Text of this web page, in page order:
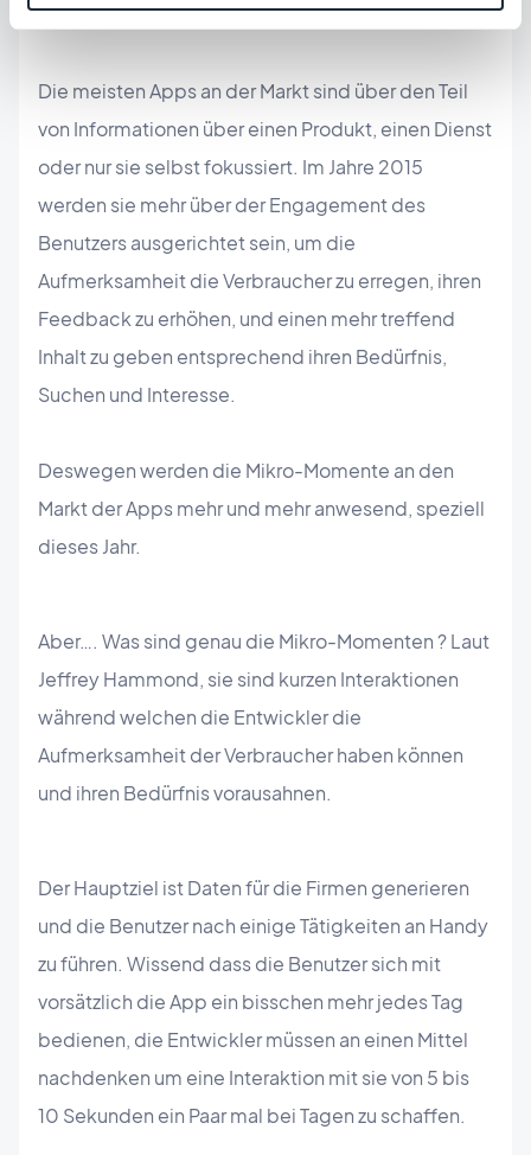
4 - Mikro-Momente
Die meisten Apps an der Markt sind über den Teil
von Informationen über einen Produkt, einen Dienst
oder nur sie selbst fokussiert. Im Jahre 2015
werden sie mehr über der Engagement des
Benutzers ausgerichtet sein, um die
Aufmerksamheit die Verbraucher zu erregen, ihren
Feedback zu erhöhen, und einen mehr treffend
Inhalt zu geben entsprechend ihren Bedürfnis,
Suchen und Interesse.
Deswegen werden die Mikro-Momente an den
Markt der Apps mehr und mehr anwesend, speziell
dieses Jahr.
Aber…. Was sind genau die Mikro-Momenten ? Laut
Jeffrey Hammond, sie sind kurzen Interaktionen
während welchen die Entwickler die
Aufmerksamheit der Verbraucher haben können
und ihren Bedürfnis vorausahnen.
Der Hauptziel ist Daten für die Firmen generieren
und die Benutzer nach einige Tätigkeiten an Handy
zu führen. Wissend dass die Benutzer sich mit
vorsätzlich die App ein bisschen mehr jedes Tag
bedienen, die Entwickler müssen an einen Mittel
nachdenken um eine Interaktion mit sie von 5 bis
10 Sekunden ein Paar mal bei Tagen zu schaffen.